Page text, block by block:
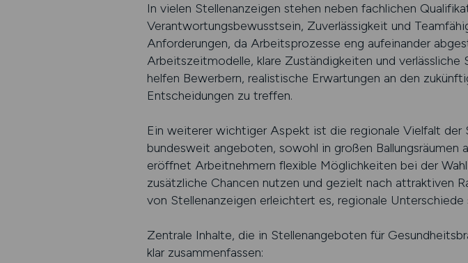
In vielen Stellenanzeigen stehen neben fachlichen
Verantwortungsbewusstsein, Zuverlässigkeit und
Anforderungen, da Arbeitsprozesse eng aufeinander
Arbeitszeitmodelle, klare Zuständigkeiten und
helfen Bewerbern, realistische Erwartungen an den
Entscheidungen zu treffen.
Ein weiterer wichtiger Aspekt ist die regionale Vielfalt
bundesweit angeboten, sowohl in großen Ballungsräumen
eröffnet Arbeitnehmern flexible Möglichkeiten bei der
zusätzliche Chancen nutzen und gezielt nach attraktiven
von Stellenanzeigen erleichtert es, regionale Unterschiede
Zentrale Inhalte, die in Stellenangeboten für
klar zusammenfassen: